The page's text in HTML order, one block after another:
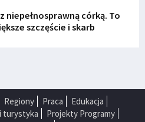
niepełnosprawną córką. To
szczęście i skarb
Regiony Praca
Edukacja
turystyka
Projekty Programy